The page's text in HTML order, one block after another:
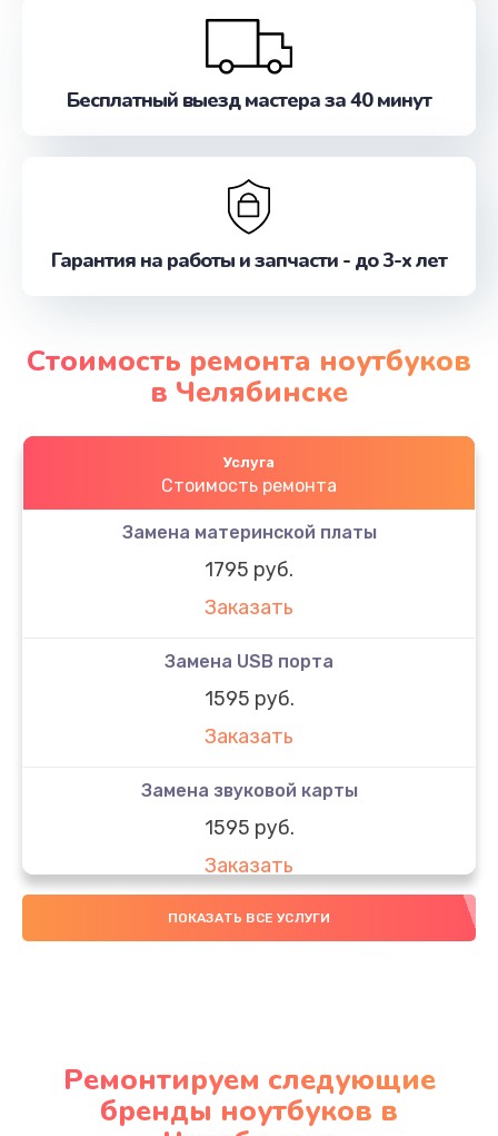
Бесплатный выезд мастера за 40 минут
Гарантия на работы и запчасти - до 3-х лет
Стоимость ремонта ноутбуков
в Челябинске
Услуга
Стоимость ремонта
Замена материнской платы
1795 руб.
Заказать
Замена USB порта
1595 руб.
Заказать
Замена звуковой карты
1595 руб.
Заказать
Замена микрофона
995 руб.
Заказать
ПОКАЗАТЬ ВСЕ УСЛУГИ
Ремонтируем следующие
бренды ноутбуков в